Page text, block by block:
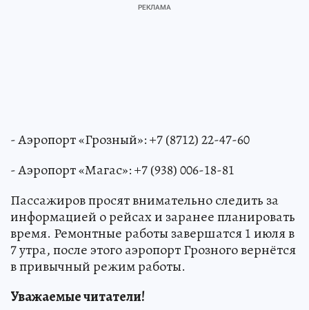
- Аэропорт «Грозный»: +7 (8712) 22-47-60
- Аэропорт «Магас»: +7 (938) 006-18-81
Пассажиров просят внимательно следить за
информацией о рейсах и заранее планировать
время. Ремонтные работы завершатся 1 июля в
7 утра, после этого аэропорт Грозного вернётся
в привычный режим работы.
Уважаемые читатели!